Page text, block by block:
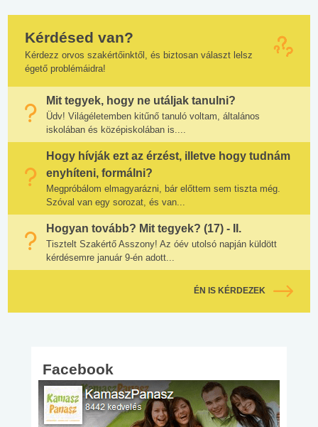
Kérdésed van?
Kérdezz orvos szakértőinktől, és biztosan választ lelsz
égető problémáidra!
Mit tegyek, hogy ne utáljak tanulni?
Üdv! Világéletemben kitűnő tanuló voltam, általános
iskolában és középiskolában is....
Hogy hívják ezt az érzést, illetve hogy tudnám
enyhíteni, formálni?
Megpróbálom elmagyarázni, bár előttem sem tiszta még.
Szóval van egy sorozat, és van...
Hogyan tovább? Mit tegyek? (17) - II.
Tisztelt Szakértő Asszony! Az óév utolsó napján küldött
kérdésemre január 9-én adott...
ÉN IS KÉRDEZEK
Facebook